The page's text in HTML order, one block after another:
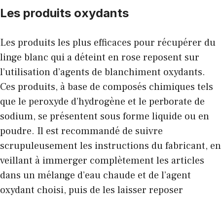
Les produits oxydants
Les produits les plus efficaces pour récupérer du
linge blanc qui a déteint en rose reposent sur
l’utilisation d’agents de blanchiment oxydants.
Ces produits, à base de composés chimiques tels
que le peroxyde d’hydrogène et le perborate de
sodium, se présentent sous forme liquide ou en
poudre. Il est recommandé de suivre
scrupuleusement les instructions du fabricant, en
veillant à immerger complètement les articles
dans un mélange d’eau chaude et de l’agent
oxydant choisi, puis de les laisser reposer